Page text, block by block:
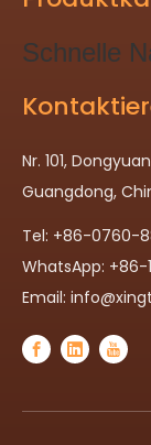
Schnelle
Nr. 101,
Guangdong,
Tel: +86-0760-
WhatsApp: +86-
Email: